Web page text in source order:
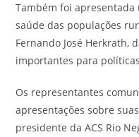
Também foi
saúde das populações
Fernando José Herkrath,
importantes para
Os representantes
apresentações sobre
presidente da ACS Rio